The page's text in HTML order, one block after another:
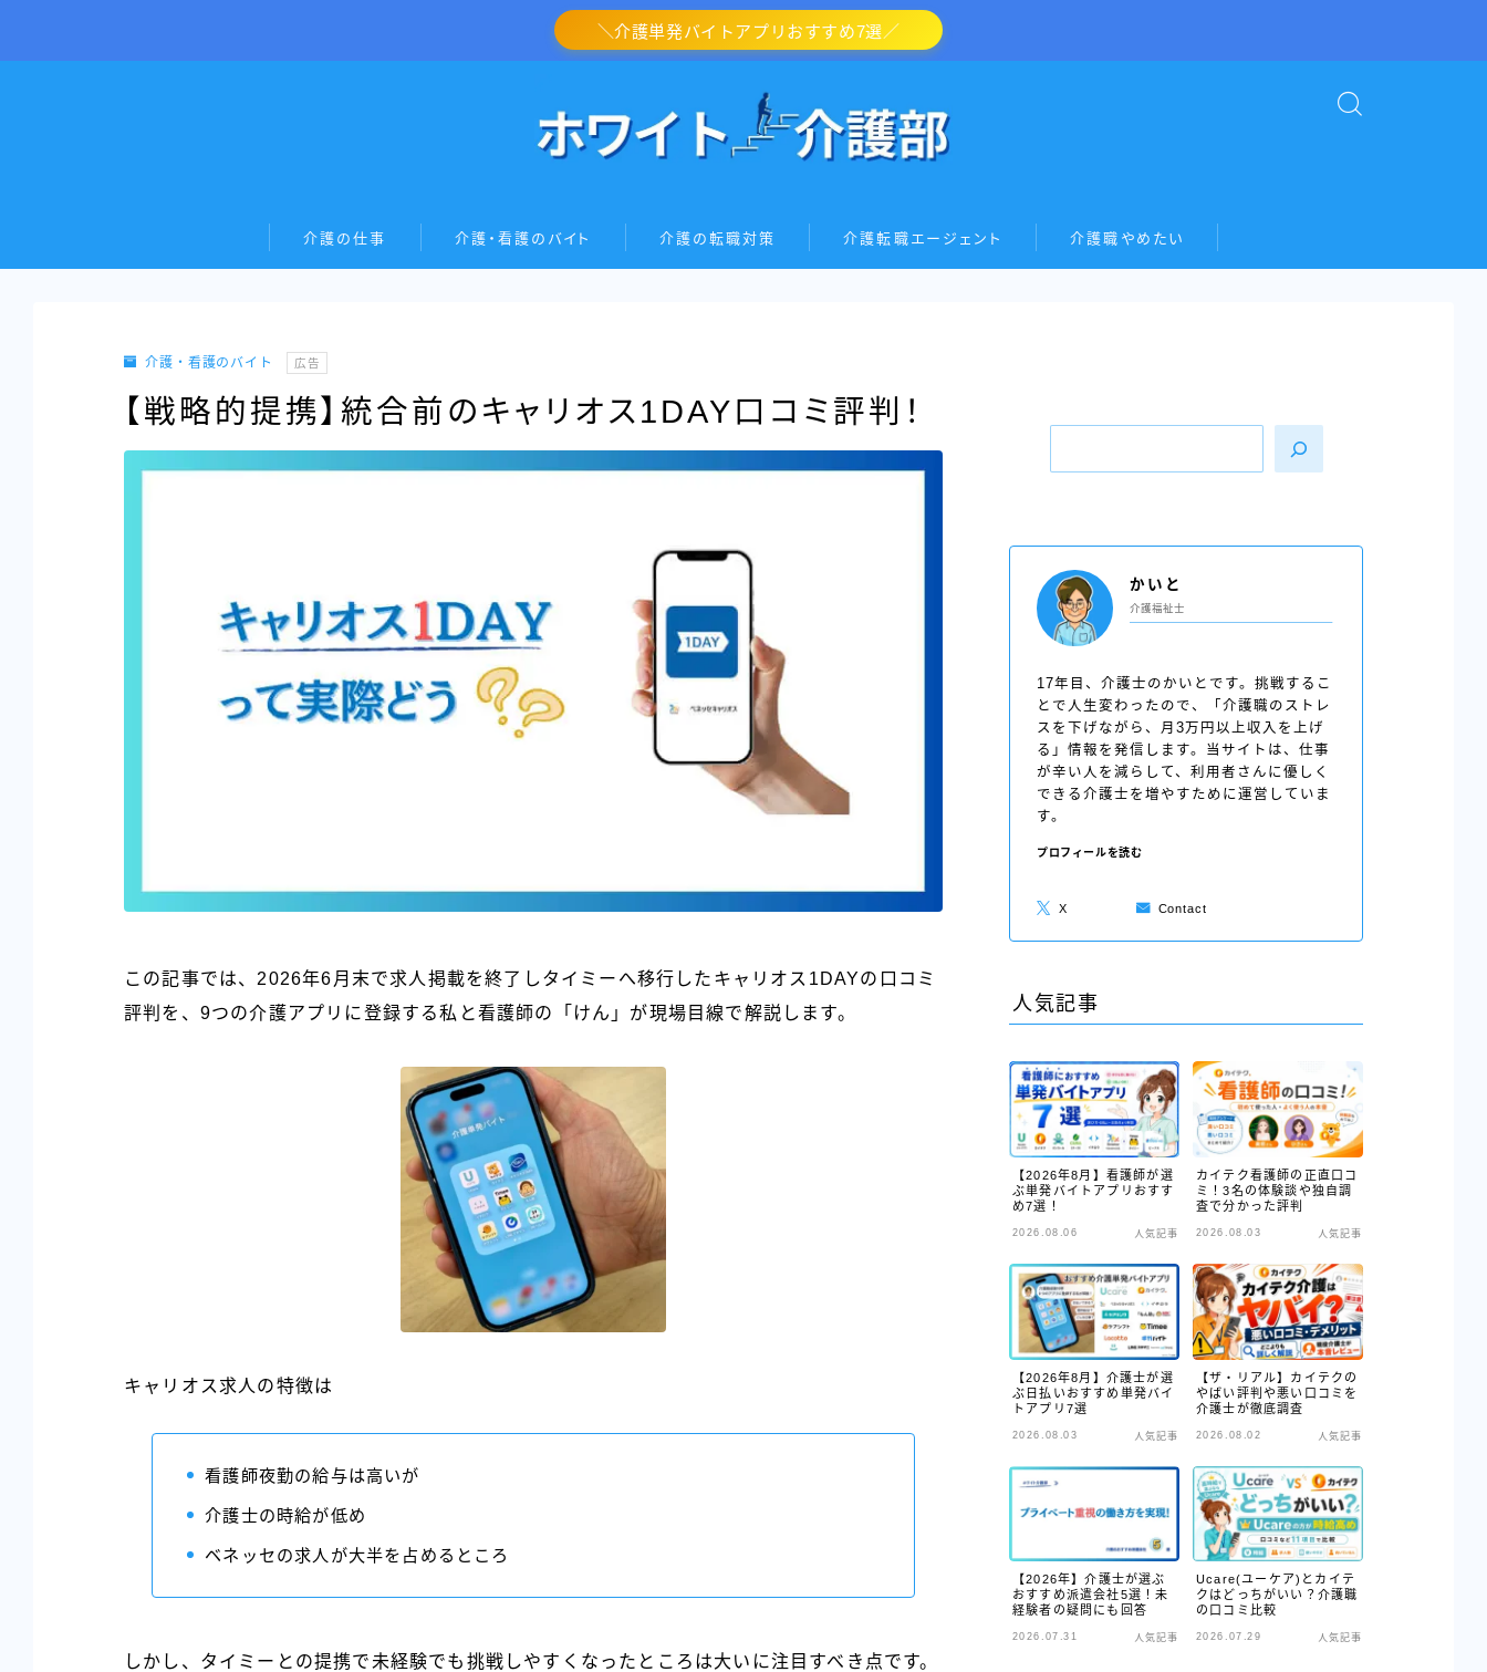
＼介護単発バイトアプリおすすめ7選／
介護の仕事 介護・看護のバイト 介護の転職対策 介護転職エージェント 介護職やめたい
介護・看護のバイト 広告
【戦略的提携】統合前のキャリオス1DAY口コミ評判！
この記事では、2026年6月末で求人掲載を終了しタイミーへ移行したキャリオス1DAYの口コミ
評判を、9つの介護アプリに登録する私と看護師の「けん」が現場目線で解説します。
キャリオス求人の特徴は
看護師夜勤の給与は高いが
介護士の時給が低め
ベネッセの求人が大半を占めるところ
しかし、タイミーとの提携で未経験でも挑戦しやすくなったところは大いに注目すべき点です。
かいと
介護福祉士
17年目、介護士のかいとです。挑戦するこ
とで人生変わったので、「介護職のストレ
スを下げながら、月3万円以上収入を上げ
る」情報を発信します。当サイトは、仕事
が辛い人を減らして、利用者さんに優しく
できる介護士を増やすために運営していま
す。
プロフィールを読む
X Contact
人気記事
【2026年8月】看護師が選
ぶ単発バイトアプリおすす
め7選！
2026.08.06 人気記事
カイテク看護師の正直口コ
ミ！3名の体験談や独自調
査で分かった評判
2026.08.03 人気記事
【2026年8月】介護士が選
ぶ日払いおすすめ単発バイ
トアプリ7選
2026.08.03 人気記事
【ザ・リアル】カイテクの
やばい評判や悪い口コミを
介護士が徹底調査
2026.08.02 人気記事
【2026年】介護士が選ぶ
おすすめ派遣会社5選！未
経験者の疑問にも回答
2026.07.31 人気記事
Ucare(ユーケア)とカイテ
クはどっちがいい？介護職
の口コミ比較
2026.07.29 人気記事